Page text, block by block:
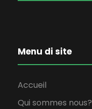
Menu di site
Accueil
Qui sommes nous?